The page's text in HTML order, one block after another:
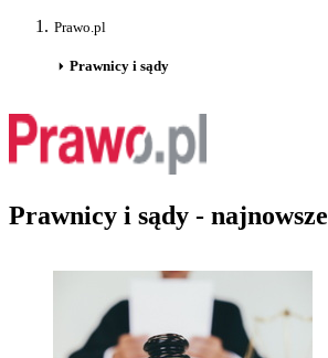
Prawo.pl
Prawnicy i sądy
Prawnicy i sądy - najnowsze